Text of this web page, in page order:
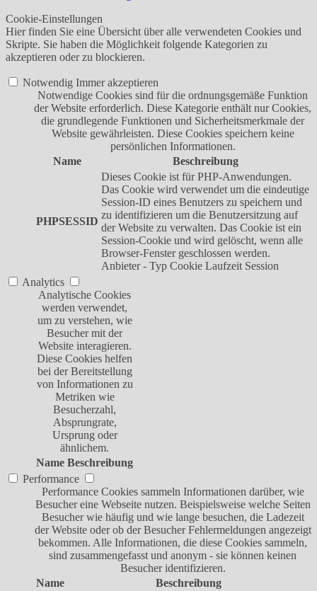
Cookie-Einstellungen
Hier finden Sie eine Übersicht über alle verwendeten Cookies und
Skripte. Sie haben die Möglichkeit folgende Kategorien zu
akzeptieren oder zu blockieren.
Notwendig Immer akzeptieren
Notwendige Cookies sind für die ordnungsgemäße Funktion
der Website erforderlich. Diese Kategorie enthält nur Cookies,
die grundlegende Funktionen und Sicherheitsmerkmale der
Website gewährleisten. Diese Cookies speichern keine
persönlichen Informationen.
Name
Beschreibung
PHPSESSID
Dieses Cookie ist für PHP-Anwendungen.
Das Cookie wird verwendet um die eindeutige
Session-ID eines Benutzers zu speichern und
zu identifizieren um die Benutzersitzung auf
der Website zu verwalten. Das Cookie ist ein
Session-Cookie und wird gelöscht, wenn alle
Browser-Fenster geschlossen werden.
Anbieter - Typ Cookie Laufzeit Session
Analytics
Analytische Cookies
werden verwendet,
um zu verstehen, wie
Besucher mit der
Website interagieren.
Diese Cookies helfen
bei der Bereitstellung
von Informationen zu
Metriken wie
Besucherzahl,
Absprungrate,
Ursprung oder
ähnlichem.
Name Beschreibung
Performance
Performance Cookies sammeln Informationen darüber, wie
Besucher eine Webseite nutzen. Beispielsweise welche Seiten
Besucher wie häufig und wie lange besuchen, die Ladezeit
der Website oder ob der Besucher Fehlermeldungen angezeigt
bekommen. Alle Informationen, die diese Cookies sammeln,
sind zusammengefasst und anonym - sie können keinen
Besucher identifizieren.
Name
Beschreibung